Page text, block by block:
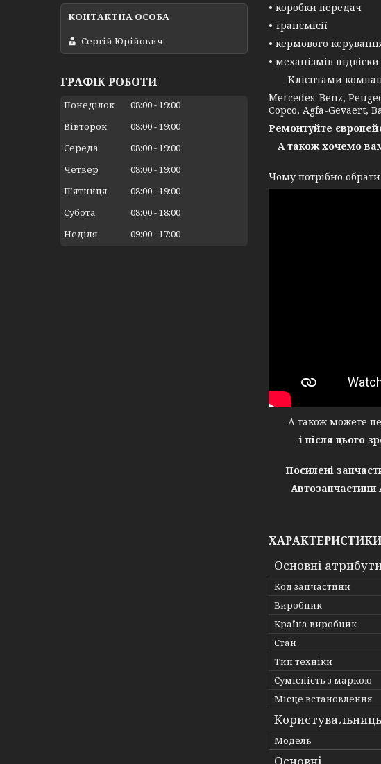
• коробки передач
• трансмісії
• кермового
• механізмів підвіски
Клієнтами
Mercedes-Benz,
Copco, Agfa-Gevaert,
Ремонтуйте
А також хочемо
Чому потрібно
А також можете
і після цього
Посилені
ХАРАКТЕРИСТИКИ
Основні
Код запчастини
Виробник
Країна виробник
Стан
Тип техніки
Сумісність з маркою
Місце встановлення
Мoдель
Сергій Юрійович
ГРАФІК РОБОТИ
Понеділок 08:00 19:00
Вівторок
08:00 19:00
Середа
08:00 19:00
Четвер
08:00 19:00
Пʼятниця
08:00 19:00
Субота
08:00 18:00
Неділя
09:00 17:00